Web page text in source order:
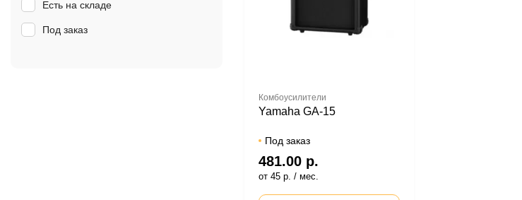
Есть на складе
Под заказ
Комбоусилители
Yamaha GA-15
Под заказ
481.00 р.
от 45 р. / мес.